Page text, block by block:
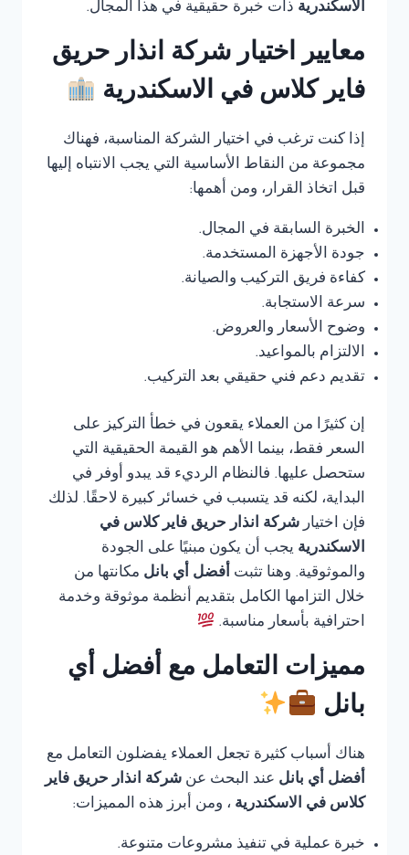
الاسكندرية ذات خبرة حقيقية في هذا المجال.
معايير اختيار شركة انذار حريق
فاير كلاس في الاسكندرية
إذا كنت ترغب في اختيار الشركة المناسبة، فهناك
مجموعة من النقاط الأساسية التي يجب الانتباه إليها
قبل اتخاذ القرار، ومن أهمها:
الخبرة السابقة في المجال.
جودة الأجهزة المستخدمة.
كفاءة فريق التركيب والصيانة.
سرعة الاستجابة.
وضوح الأسعار والعروض.
الالتزام بالمواعيد.
تقديم دعم فني حقيقي بعد التركيب.
إن كثيرًا من العملاء يقعون في خطأ التركيز على
السعر فقط، بينما الأهم هو القيمة الحقيقية التي
ستحصل عليها. فالنظام الرديء قد يبدو أوفر في
البداية، لكنه قد يتسبب في خسائر كبيرة لاحقًا. لذلك
فإن اختيار شركة انذار حريق فاير كلاس في
الاسكندرية يجب أن يكون مبنيًا على الجودة
والموثوقية. وهنا تثبت أفضل أي بانل مكانتها من
خلال التزامها الكامل بتقديم أنظمة موثوقة وخدمة
احترافية بأسعار مناسبة.
مميزات التعامل مع أفضل أي
بانل
هناك أسباب كثيرة تجعل العملاء يفضلون التعامل مع
أفضل أي بانل عند البحث عن شركة انذار حريق فاير
كلاس في الاسكندرية ، ومن أبرز هذه المميزات:
خبرة عملية في تنفيذ مشروعات متنوعة.